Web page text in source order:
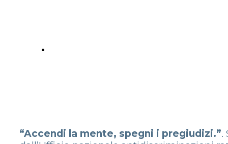
“Accendi la mente, spegni i pregiudizi.”.